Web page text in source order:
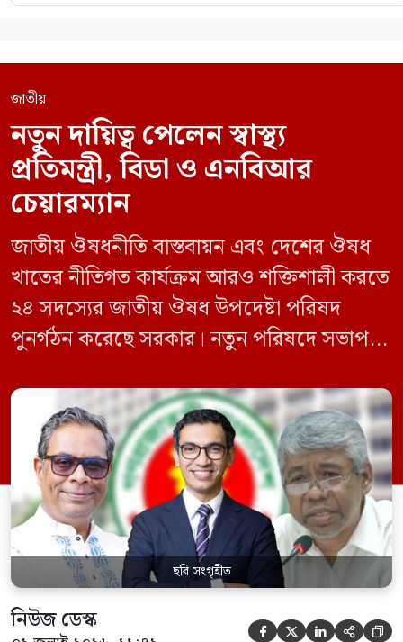
জাতীয়
নতুন দায়িত্ব পেলেন স্বাস্থ্য
প্রতিমন্ত্রী, বিডা ও এনবিআর
চেয়ারম্যান
জাতীয় ঔষধনীতি বাস্তবায়ন এবং দেশের ঔষধ
খাতের নীতিগত কার্যক্রম আরও শক্তিশালী করতে
২৪ সদস্যের জাতীয় ঔষধ উপদেষ্টা পরিষদ
পুনর্গঠন করেছে সরকার। নতুন পরিষদে সভাপতি
কল্যাণমন্ত্রী এবং সদস্য সচিব থাকবেন স্বাস্থ্য ও
পরিবার কল্যাণ মন্ত্রণালয়ের সচিব। একই সঙ্গে
স্বাস্থ্য প্রতিমন্ত্রী, বাংলাদেশ বিনিয়োগ উন্নয়ন
কর্তৃপক্ষ (বিডা)-এর নির্বাহী চেয়ারম্যান এবং
জাতীয় […]
ছবি সংগৃহীত
নিউজ ডেস্ক     